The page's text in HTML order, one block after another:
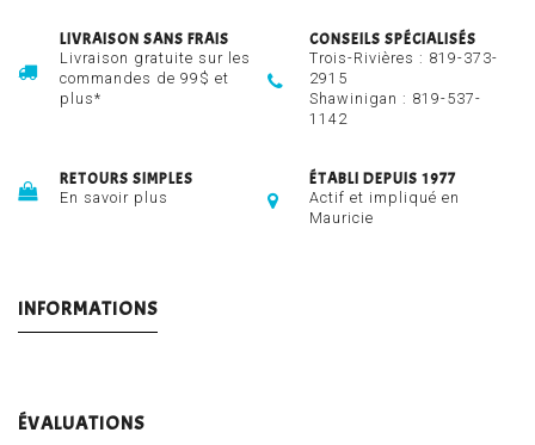
LIVRAISON SANS FRAIS
Livraison gratuite sur les
commandes de 99$ et
plus*
CONSEILS SPÉCIALISÉS
Trois-Rivières : 819-373-
2915
Shawinigan : 819-537-
1142
RETOURS SIMPLES
En savoir plus
ÉTABLI DEPUIS 1977
Actif et impliqué en
Mauricie
INFORMATIONS
ÉVALUATIONS